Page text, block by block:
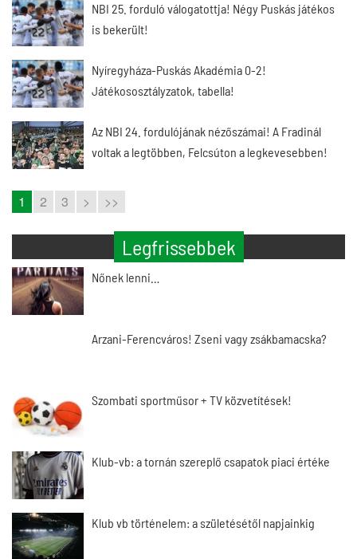
NBI 25. forduló válogatottja! Négy Puskás játékos
is bekerült!
Nyíregyháza-Puskás Akadémia 0-2!
Játékososztályzatok, tabella!
Az NBI 24. fordulójának nézőszámai! A Fradinál
voltak a legtöbben, Felcsúton a legkevesebben!
1 2 3 > >>
Legfrissebbek
Nőnek lenni…
Arzani-Ferencváros! Zseni vagy zsákbamacska?
Szombati sportműsor + TV közvetítések!
Klub-vb: a tornán szereplő csapatok piaci értéke
Klub vb történelem: a születésétől napjainkig